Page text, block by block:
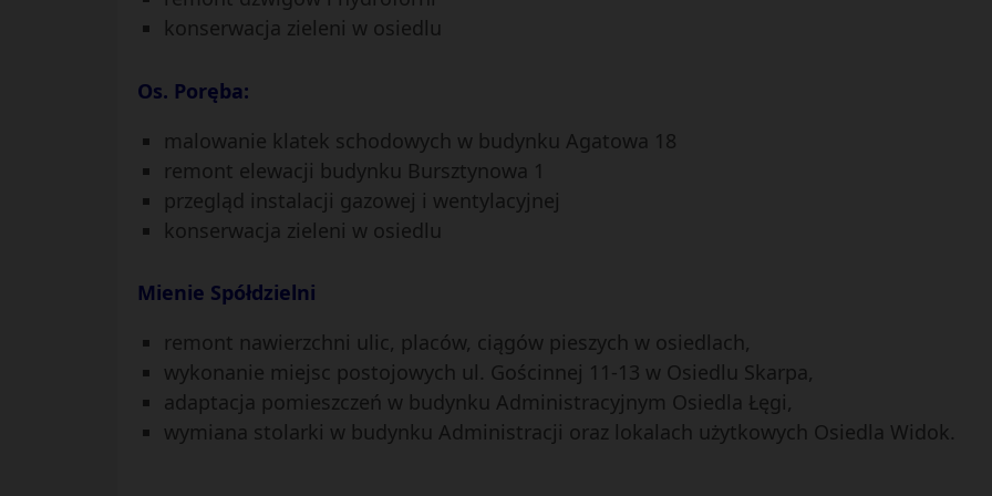
konserwacja zieleni w osiedlu
Os. Poręba:
malowanie klatek schodowych w budynku Agatowa 18
remont elewacji budynku Bursztynowa 1
przegląd instalacji gazowej i wentylacyjnej
konserwacja zieleni w osiedlu
Mienie Spółdzielni
remont nawierzchni ulic, placów, ciągów pieszych w osiedlach,
wykonanie miejsc postojowych ul. Gościnnej 11-13 w Osiedlu Skarpa,
adaptacja pomieszczeń w budynku Administracyjnym Osiedla Łęgi,
wymiana stolarki w budynku Administracji oraz lokalach użytkowych Osiedla Widok.